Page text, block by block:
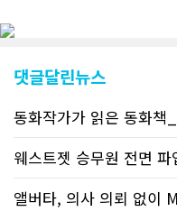
댓글달린뉴스
앨버타, 의사 의뢰 없이